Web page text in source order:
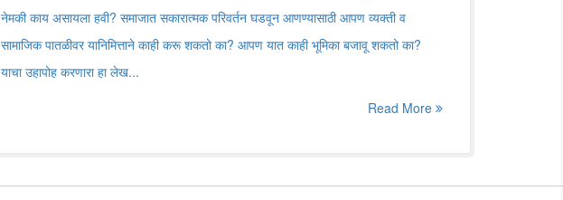
नेमकी काय असायला हवी? समाजात सकारात्मक परिवर्तन घडवून आणण्यासाठी आपण व्यक्ती व
सामाजिक पातळीवर यानिमित्ताने काही करू शकतो का? आपण यात काही भूमिका बजावू शकतो का?
याचा उहापोह करणारा हा लेख...
Read More